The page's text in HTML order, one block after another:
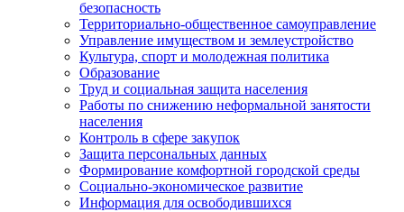
безопасность
Территориально-общественное самоуправление
Управление имуществом и землеустройство
Культура, спорт и молодежная политика
Образование
Труд и социальная защита населения
Работы по снижению неформальной занятости
населения
Контроль в сфере закупок
Защита персональных данных
Формирование комфортной городской среды
Социально-экономическое развитие
Информация для освободившихся